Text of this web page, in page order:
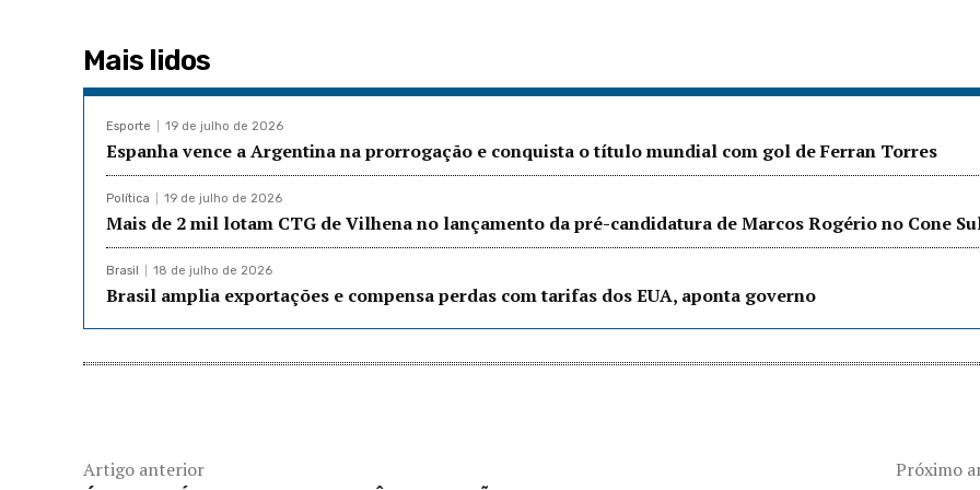
Mais lidos
Esporte 19 de julho de 2026
Espanha vence a Argentina na prorrogação e conquista o título mundial com gol de Ferran Torres
Política 19 de julho de 2026
Mais de 2 mil lotam CTG de Vilhena no lançamento da pré-candidatura de Marcos Rogério no Cone
Brasil 18 de julho de 2026
Brasil amplia exportações e compensa perdas com tarifas dos EUA, aponta governo
Artigo anterior
Próximo